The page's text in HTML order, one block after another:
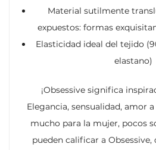
Material sutilmente
expuestos: formas
Elasticidad ideal del tejido
elastano)
¡Obsessive significa
Elegancia, sensualidad, amor
mucho para la mujer, pocos
pueden calificar a